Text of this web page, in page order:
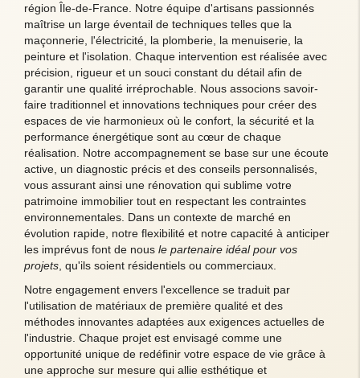
région Île-de-France. Notre équipe d'artisans passionnés
maîtrise un large éventail de techniques telles que la
maçonnerie, l'électricité, la plomberie, la menuiserie, la
peinture et l'isolation. Chaque intervention est réalisée avec
précision, rigueur et un souci constant du détail afin de
garantir une qualité irréprochable. Nous associons savoir-
faire traditionnel et innovations techniques pour créer des
espaces de vie harmonieux où le confort, la sécurité et la
performance énergétique sont au cœur de chaque
réalisation. Notre accompagnement se base sur une écoute
active, un diagnostic précis et des conseils personnalisés,
vous assurant ainsi une rénovation qui sublime votre
patrimoine immobilier tout en respectant les contraintes
environnementales. Dans un contexte de marché en
évolution rapide, notre flexibilité et notre capacité à anticiper
les imprévus font de nous le partenaire idéal pour vos
projets, qu'ils soient résidentiels ou commerciaux.
Notre engagement envers l'excellence se traduit par
l'utilisation de matériaux de première qualité et des
méthodes innovantes adaptées aux exigences actuelles de
l'industrie. Chaque projet est envisagé comme une
opportunité unique de redéfinir votre espace de vie grâce à
une approche sur mesure qui allie esthétique et